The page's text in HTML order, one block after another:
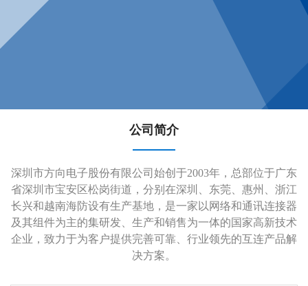
公司简介
深圳市方向电子股份有限公司始创于2003年，总部位于广东
省深圳市宝安区松岗街道，分别在深圳、东莞、惠州、浙江
长兴和越南海防设有生产基地，是一家以网络和通讯连接器
及其组件为主的集研发、生产和销售为一体的国家高新技术
企业，致力于为客户提供完善可靠、行业领先的互连产品解
决方案。